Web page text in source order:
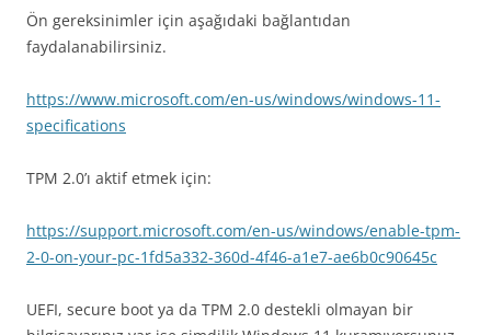
Ön gereksinimler için aşağıdaki bağlantıdan
faydalanabilirsiniz.
https://www.microsoft.com/en-us/windows/windows-11-
specifications
TPM 2.0’ı aktif etmek için:
https://support.microsoft.com/en-us/windows/enable-tpm-
2-0-on-your-pc-1fd5a332-360d-4f46-a1e7-ae6b0c90645c
UEFI, secure boot ya da TPM 2.0 destekli olmayan bir